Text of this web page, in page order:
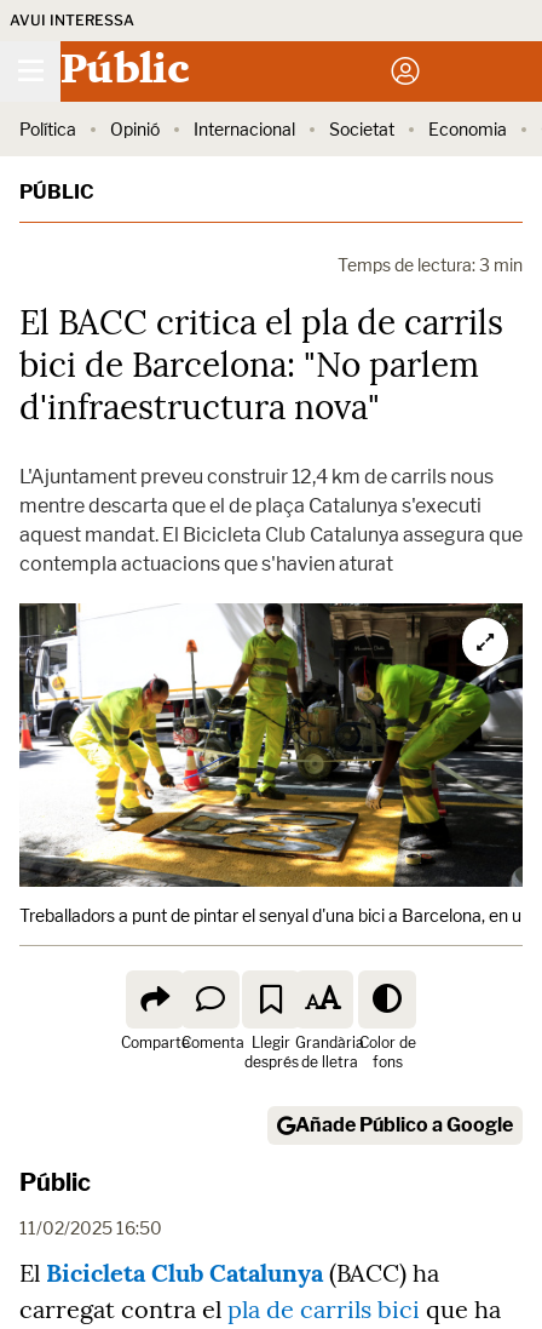
AVUI INTERESSA
Públic
Política Opinió Internacional Societat Economia
PÚBLIC
Temps de lectura: 3 min
El BACC critica el pla de carrils
bici de Barcelona: "No parlem
d'infraestructura nova"
L'Ajuntament preveu construir 12,4 km de carrils nous
mentre descarta que el de plaça Catalunya s'executi
aquest mandat. El Bicicleta Club Catalunya assegura que
contempla actuacions que s'havien aturat
Treballadors a punt de pintar el senyal d'una bici a Barcelona, en
ComparteComenta Llegir
després
Grandària
de lletra
Color de
fons
Añade Público a Google
Públic
11/02/2025 16:50
El Bicicleta Club Catalunya(BACC) ha
carregat contra el pla de carrils bici que ha